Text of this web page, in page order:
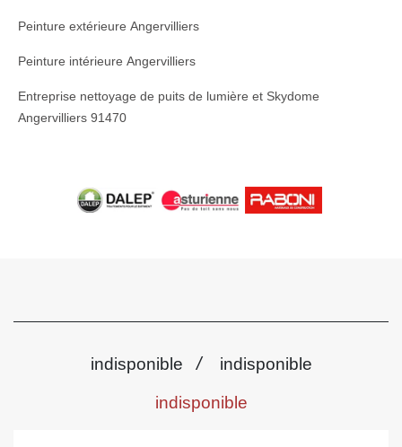
Peinture extérieure Angervilliers
Peinture intérieure Angervilliers
Entreprise nettoyage de puits de lumière et Skydome
Angervilliers 91470
indisponible / indisponible
indisponible